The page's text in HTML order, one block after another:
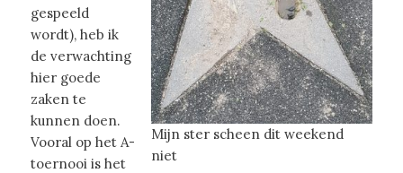
Mijn ster scheen dit weekend
niet
gespeeld
wordt), heb ik
de verwachting
hier goede
zaken te
kunnen doen.
Vooral op het A-
toernooi is het